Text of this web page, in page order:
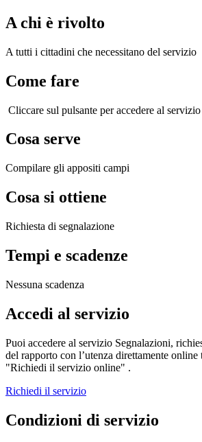
A chi è rivolto
A tutti i cittadini che necessitano del servizio
Come fare
Cliccare sul pulsante per accedere al servizio
Cosa serve
Compilare gli appositi campi
Cosa si ottiene
Richiesta di segnalazione
Tempi e scadenze
Nessuna scadenza
Accedi al servizio
Puoi accedere al servizio Segnalazioni,
del rapporto con l’utenza direttamente
"Richiedi il servizio online" .
Richiedi il servizio
Condizioni di servizio